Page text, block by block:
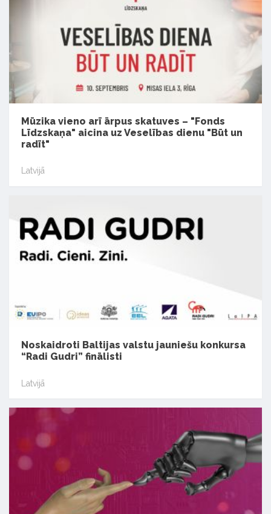
Mūzika vieno arī ārpus skatuves – "Fonds
Līdzskaņa" aicina uz Veselības dienu "Būt un
radīt"
Latvijā
Noskaidroti Baltijas valstu jauniešu konkursa
“Radi Gudri” finālisti
Latvijā